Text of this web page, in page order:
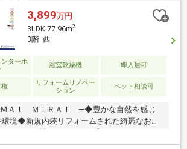
3,899万円
3LDK 77.96m2
3階 西
ターホ
浴室乾燥機 即入居可
権
リフォームリノベー
ション
ペット相談可
ＡＩ ＭＩＲＡＩ ―◆豊かな自然を感じ
環境◆新規内装リフォームされた綺麗なお部
は16.4帖のゆとりある広さでゆったりと
す◆全居室5帖以上、クローゼット付き◆リ